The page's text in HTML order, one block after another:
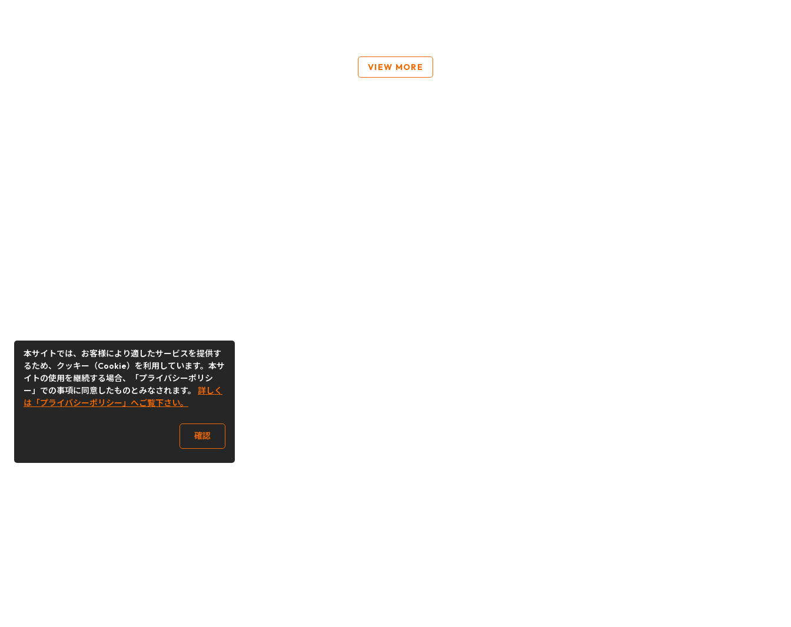
VIEW MORE
本サイトでは、お客様により適したサービスを提供す
るため、クッキー（Cookie）を利用しています。本サ
イトの使用を継続する場合、「プライバシーポリシ
ー」での事項に同意したものとみなされます。 詳しく
は「プライバシーポリシー」へご覧下さい。
確認